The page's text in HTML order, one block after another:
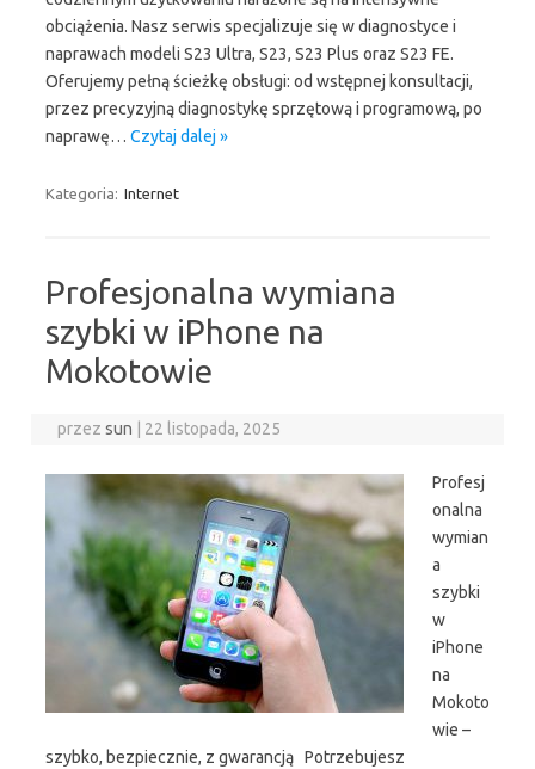
obciążenia. Nasz serwis specjalizuje się w diagnostyce i
naprawach modeli S23 Ultra, S23, S23 Plus oraz S23 FE.
Oferujemy pełną ścieżkę obsługi: od wstępnej konsultacji,
przez precyzyjną diagnostykę sprzętową i programową, po
naprawę… Czytaj dalej »
Kategoria: Internet
Profesjonalna wymiana
szybki w iPhone na
Mokotowie
przezsun 22 listopada, 2025
Profesj
onalna
wymian
a
szybki
w
iPhone
na
Mokoto
wie –
szybko, bezpiecznie, z gwarancją Potrzebujesz